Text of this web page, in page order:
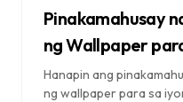
Pinakamahusay
ng Wallpaper
Kumpletong
Hanapin ang
ng wallpaper para sa